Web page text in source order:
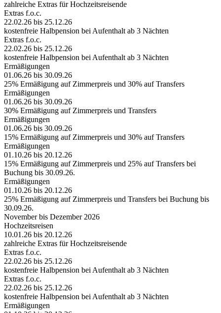
zahlreiche Extras für Hochzeitsreisende
Extras f.o.c.
22.02.26 bis 25.12.26
kostenfreie Halbpension bei Aufenthalt ab 3 Nächten
Extras f.o.c.
22.02.26 bis 25.12.26
kostenfreie Halbpension bei Aufenthalt ab 3 Nächten
Ermäßigungen
01.06.26 bis 30.09.26
25% Ermäßigung auf Zimmerpreis und 30% auf Transfers
Ermäßigungen
01.06.26 bis 30.09.26
30% Ermäßigung auf Zimmerpreis und Transfers
Ermäßigungen
01.06.26 bis 30.09.26
15% Ermäßigung auf Zimmerpreis und 30% auf Transfers
Ermäßigungen
01.10.26 bis 20.12.26
15% Ermäßigung auf Zimmerpreis und 25% auf Transfers bei
Buchung bis 30.09.26.
Ermäßigungen
01.10.26 bis 20.12.26
25% Ermäßigung auf Zimmerpreis und Transfers bei Buchung bis
30.09.26.
November bis Dezember 2026
Hochzeitsreisen
10.01.26 bis 20.12.26
zahlreiche Extras für Hochzeitsreisende
Extras f.o.c.
22.02.26 bis 25.12.26
kostenfreie Halbpension bei Aufenthalt ab 3 Nächten
Extras f.o.c.
22.02.26 bis 25.12.26
kostenfreie Halbpension bei Aufenthalt ab 3 Nächten
Ermäßigungen